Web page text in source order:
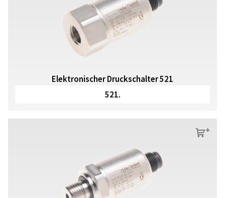
Elektronischer Druckschalter 521
521.
s